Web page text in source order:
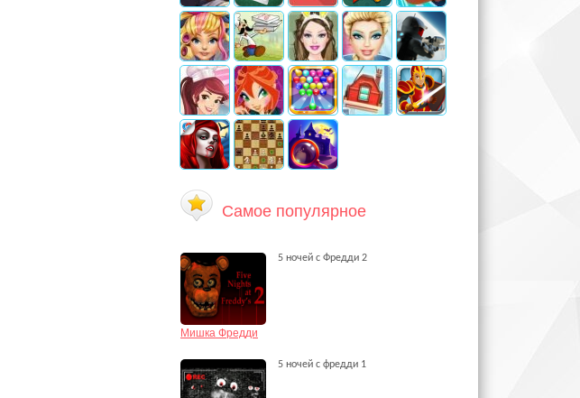
Самое популярное
5 ночей с Фредди 2
Мишка Фредди
5 ночей с фредди 1